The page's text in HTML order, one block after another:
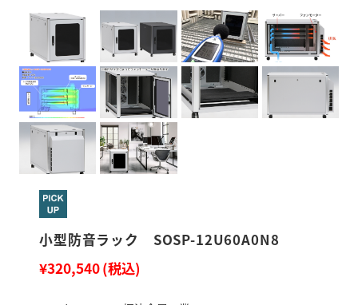
小型防音ラック SOSP-12U60A0N8
¥320,540(税込)